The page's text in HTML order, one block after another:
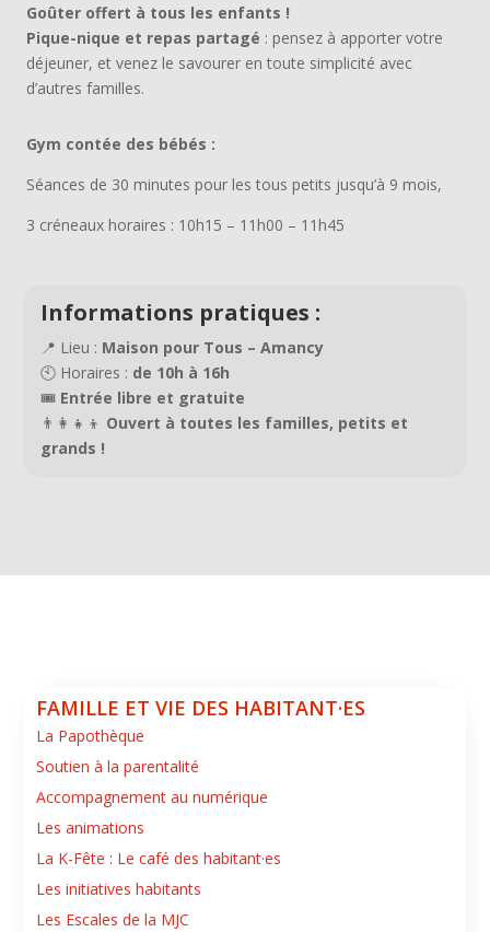
Goûter offert à tous les enfants !
Pique-nique et repas partagé : pensez à apporter votre
déjeuner, et venez le savourer en toute simplicité avec
d’autres familles.
Gym contée des bébés :
Séances de 30 minutes pour les tous petits jusqu’à 9 mois,
3 créneaux horaires : 10h15 – 11h00 – 11h45
Informations pratiques :
📍 Lieu : Maison pour Tous – Amancy
🕙 Horaires : de 10h à 16h
🎟️ Entrée libre et gratuite
👨‍👩‍👧‍👦 Ouvert à toutes les familles, petits et
grands !
FAMILLE ET VIE DES HABITANT·ES
La Papothèque
Soutien à la parentalité
Accompagnement au numérique
Les animations
La K-Fête : Le café des habitant·es
Les initiatives habitants
Les Escales de la MJC